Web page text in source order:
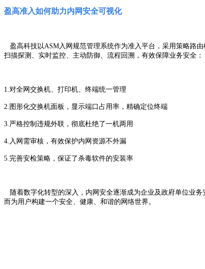
盈高准入如何助力内网安全可视化
盈高科技以ASM入网规范管理系统作为准入平台，采用策略路
扫描探测、实时监控、主动防御、流程回溯，有效保障业务安全：
1.对全网交换机、打印机、终端统一管理
2.图形化交换机面板，显示端口占用率，精确定位终端
3.严格控制违规外联，彻底杜绝了一机两用
4.入网需审核，有效保护内网资源不外漏
5.完善安检策略，保证了杀毒软件的安装率
随着数字化转型的深入，内网安全逐渐成为企业及政府单位业
而为用户构建一个安全、健康、和谐的网络世界。